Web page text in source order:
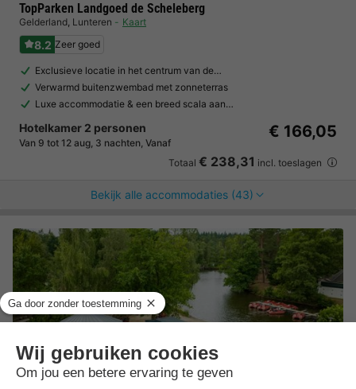
TopParken Landgoed de Scheleberg
Gelderland, Lunteren Kaart
8.2 Zeer goed
Exclusieve locatie in het centrum van de…
Verwarmd buitenzwembad met zonneterras
Luxe accommodatie & een breed scala aan…
Hotelkamer 2 personen
Van 9 tot 12 aug, 3 nachten, Vanaf
€ 166,05
Totaal € 238,31 incl. toeslagen
Bekijk alle accommodaties (43)